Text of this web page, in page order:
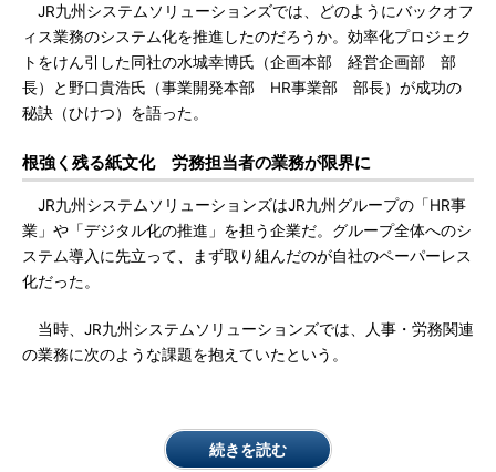
JR九州システムソリューションズでは、どのようにバックオフ
ィス業務のシステム化を推進したのだろうか。効率化プロジェク
トをけん引した同社の水城幸博氏（企画本部 経営企画部 部
長）と野口貴浩氏（事業開発本部 HR事業部 部長）が成功の
秘訣（ひけつ）を語った。
根強く残る紙文化 労務担当者の業務が限界に
JR九州システムソリューションズはJR九州グループの「HR事
業」や「デジタル化の推進」を担う企業だ。グループ全体へのシ
ステム導入に先立って、まず取り組んだのが自社のペーパーレス
化だった。
当時、JR九州システムソリューションズでは、人事・労務関連
の業務に次のような課題を抱えていたという。
続きを読む